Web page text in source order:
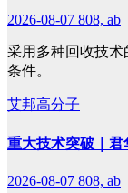
2026-08-07 808, ab
采用多种回收技
条件。
艾邦高分子
重大技术突破｜
2026-08-07 808, ab